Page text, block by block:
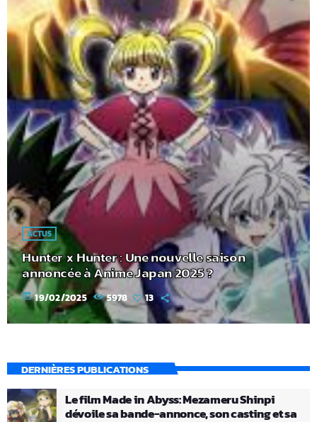
ACTUS
Hunter x Hunter : Une nouvelle saison
annoncée à Anime Japan 2025 ?
today 19/02/2025 5978 13
DERNIÈRES PUBLICATIONS
Le film Made in Abyss: Mezameru Shinpi
dévoile sa bande-annonce, son casting et sa